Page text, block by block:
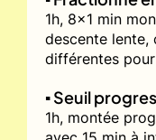
1h, 8x1 min
descente lente,
différentes
▪️ Seuil
1h, montée